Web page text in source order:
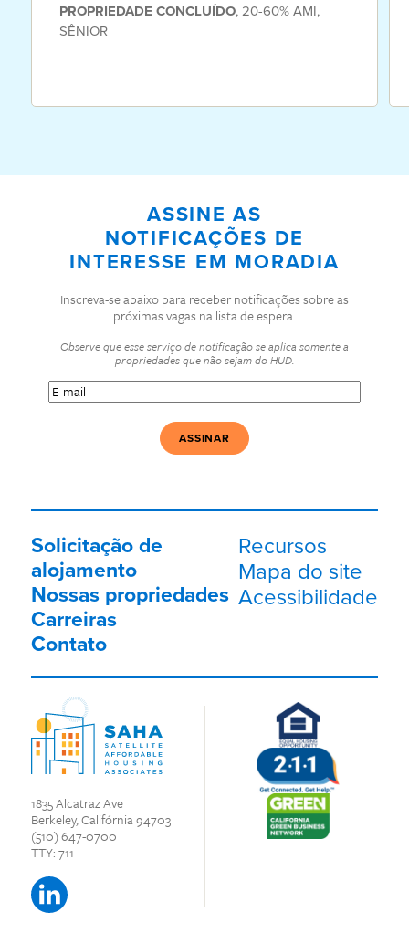
PROPRIEDADE CONCLUÍDO,20-60% AMI,
SÊNIOR
1835 Alcatraz Ave
Berkeley, Califórnia 94703
(510) 647-0700
TTY: 711
ASSINE AS
NOTIFICAÇÕES DE
INTERESSE EM MORADIA
Inscreva-se abaixo para receber notificações sobre as
próximas vagas na lista de espera.
Observe que esse serviço de notificação se aplica somente a
propriedades que não sejam do HUD.
E-
mail(Obrigatório)
Solicitação de
alojamento
Nossas propriedades
Carreiras
Contato
Recursos
Mapa do site
Acessibilidade